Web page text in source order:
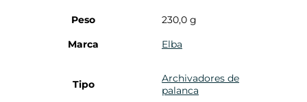
Peso
230,0 g
Marca
Elba
Tipo
Archivadores de
palanca